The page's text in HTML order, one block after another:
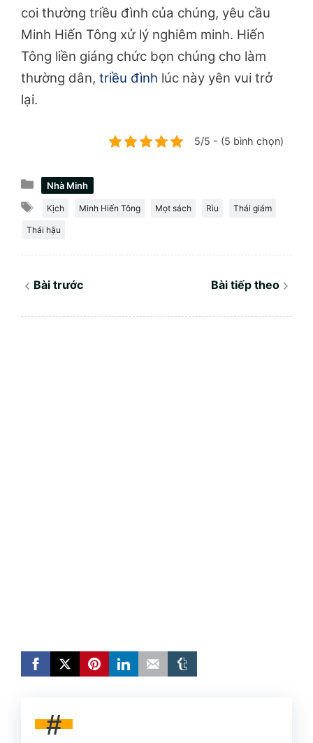
coi thường triều đình của chúng, yêu cầu
Minh Hiến Tông xử lý nghiêm minh. Hiến
Tông liền giáng chức bọn chúng cho làm
thường dân, triều đình lúc này yên vui trở
lại.
5/5 - (5 bình chọn)
Danh
mục
Nhà Minh
Thẻ
Kịch Minh Hiến Tông Mọt sách Rìu Thái giám
Thái hậu
#